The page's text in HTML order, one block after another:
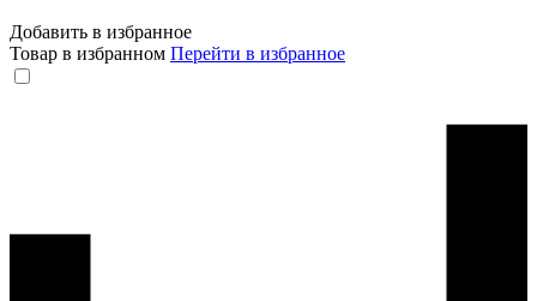
Добавить в избранное
Товар в избранном Перейти в избранное